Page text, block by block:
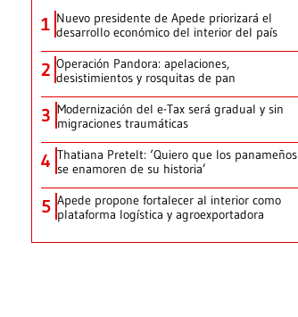
1 Nuevo presidente de Apede priorizará el
desarrollo económico del interior del país
2 Operación Pandora: apelaciones,
desistimientos y rosquitas de pan
3 Modernización del e-Tax será gradual y sin
migraciones traumáticas
4 Thatiana Pretelt: ‘Quiero que los panameños
se enamoren de su historia’
5 Apede propone fortalecer al interior como
plataforma logística y agroexportadora